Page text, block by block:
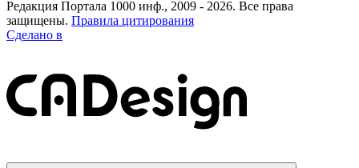
Редакция Портала 1000 инф., 2009 - 2026. Все права
защищены. Правила цитирования
Сделано в